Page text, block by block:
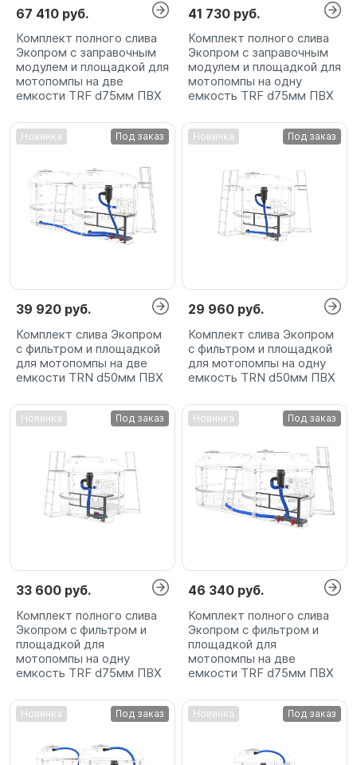
67 410 руб.
Комплект полного слива
Экопром с заправочным
модулем и площадкой для
мотопомпы на две
емкости TRF d75мм ПВХ
41 730 руб.
Комплект полного слива
Экопром с заправочным
модулем и площадкой для
мотопомпы на одну
емкость TRF d75мм ПВХ
Новинка Под заказ
39 920 руб.
Комплект слива Экопром
с фильтром и площадкой
для мотопомпы на две
емкости TRN d50мм ПВХ
Новинка Под заказ
29 960 руб.
Комплект слива Экопром
с фильтром и площадкой
для мотопомпы на одну
емкость TRN d50мм ПВХ
Новинка Под заказ
33 600 руб.
Комплект полного слива
Экопром с фильтром и
площадкой для
мотопомпы на одну
емкость TRF d75мм ПВХ
Новинка Под заказ
46 340 руб.
Комплект полного слива
Экопром с фильтром и
площадкой для
мотопомпы на две
емкости TRF d75мм ПВХ
Новинка Под заказ Новинка Под заказ